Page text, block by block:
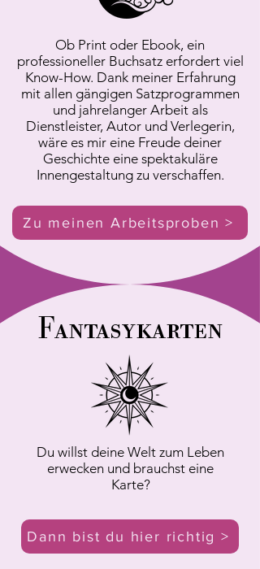
Ob Print oder Ebook, ein
professioneller Buchsatz erfordert viel
Know-How. Dank meiner Erfahrung
mit allen gängigen Satzprogrammen
und jahrelanger Arbeit als
Dienstleister, Autor und Verlegerin,
wäre es mir eine Freude deiner
Geschichte eine spektakuläre
Innengestaltung zu verschaffen.
Zu meinen Arbeitsproben >
Fantasykarten
Du willst deine Welt zum Leben
erwecken und brauchst eine
Karte?
Dann bist du hier richtig >